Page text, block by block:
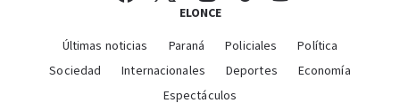
ELONCE
Últimas noticias Paraná Policiales
Política
Sociedad
Internacionales Deportes
Economía
Espectáculos